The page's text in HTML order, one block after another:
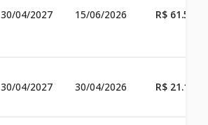
30/04/2027 15/06/2026 R$
30/04/2027 30/04/2026 R$